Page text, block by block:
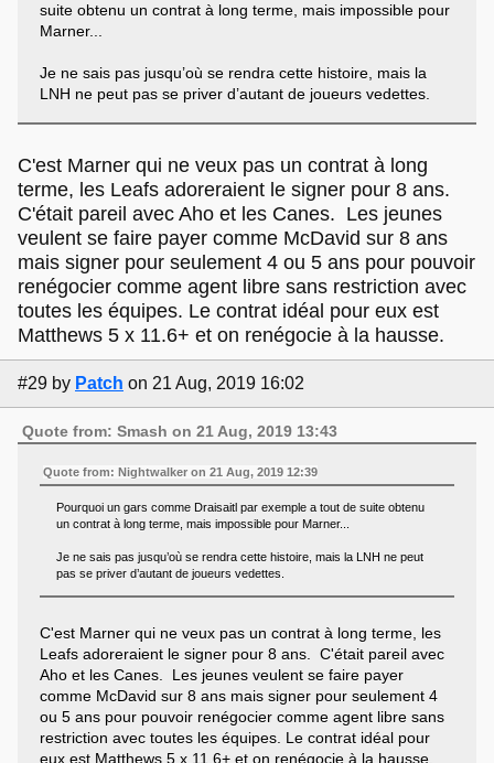
suite obtenu un contrat à long terme, mais impossible pour
Marner...
Je ne sais pas jusqu’où se rendra cette histoire, mais la
LNH ne peut pas se priver d’autant de joueurs vedettes.
C'est Marner qui ne veux pas un contrat à long
terme, les Leafs adoreraient le signer pour 8 ans.
C'était pareil avec Aho et les Canes. Les jeunes
veulent se faire payer comme McDavid sur 8 ans
mais signer pour seulement 4 ou 5 ans pour pouvoir
renégocier comme agent libre sans restriction avec
toutes les équipes. Le contrat idéal pour eux est
Matthews 5 x 11.6+ et on renégocie à la hausse.
#29 by Patch on 21 Aug, 2019 16:02
Quote from: Smash on 21 Aug, 2019 13:43
Quote from: Nightwalker on 21 Aug, 2019 12:39
Pourquoi un gars comme Draisaitl par exemple a tout de suite obtenu
un contrat à long terme, mais impossible pour Marner...
Je ne sais pas jusqu’où se rendra cette histoire, mais la LNH ne peut
pas se priver d’autant de joueurs vedettes.
C'est Marner qui ne veux pas un contrat à long terme, les
Leafs adoreraient le signer pour 8 ans. C'était pareil avec
Aho et les Canes. Les jeunes veulent se faire payer
comme McDavid sur 8 ans mais signer pour seulement 4
ou 5 ans pour pouvoir renégocier comme agent libre sans
restriction avec toutes les équipes. Le contrat idéal pour
eux est Matthews 5 x 11.6+ et on renégocie à la hausse.